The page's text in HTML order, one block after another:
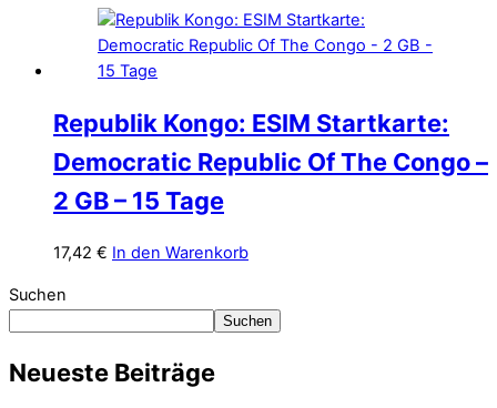
Republik Kongo: ESIM Startkarte:
Democratic Republic Of The Congo –
2 GB – 15 Tage
17,42 € In den Warenkorb
Suchen
Suchen
Neueste Beiträge